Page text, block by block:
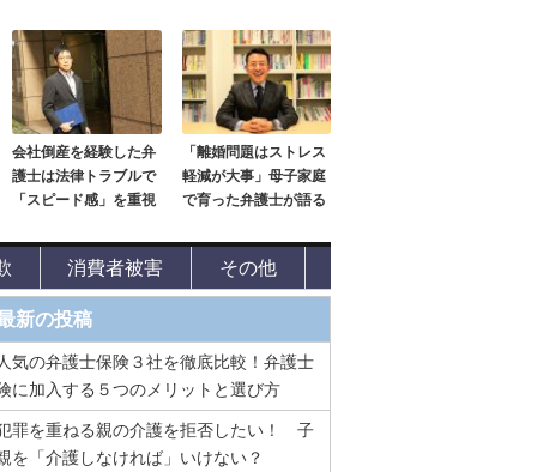
会社倒産を経験した弁
護士は法律トラブルで
「スピード感」を重視
「離婚問題はストレス
軽減が大事」母子家庭
で育った弁護士が語る
消費者被害 その他
新の投稿
気の弁護士保険３社を徹底比較！弁護士
に加入する５つのメリットと選び方
罪を重ねる親の介護を拒否したい！ 子
を「介護しなければ」いけない？